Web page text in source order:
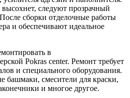
следуют прозрачный
сборки отделочные работы
и обеспечивают идеальное
в
Pokras center. Ремонт требует
и специального оборудования.
башмаки, смесители для краски,
и многое другое.